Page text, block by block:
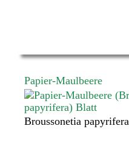
Papier-Maulbeere
Broussonetia papyrifera